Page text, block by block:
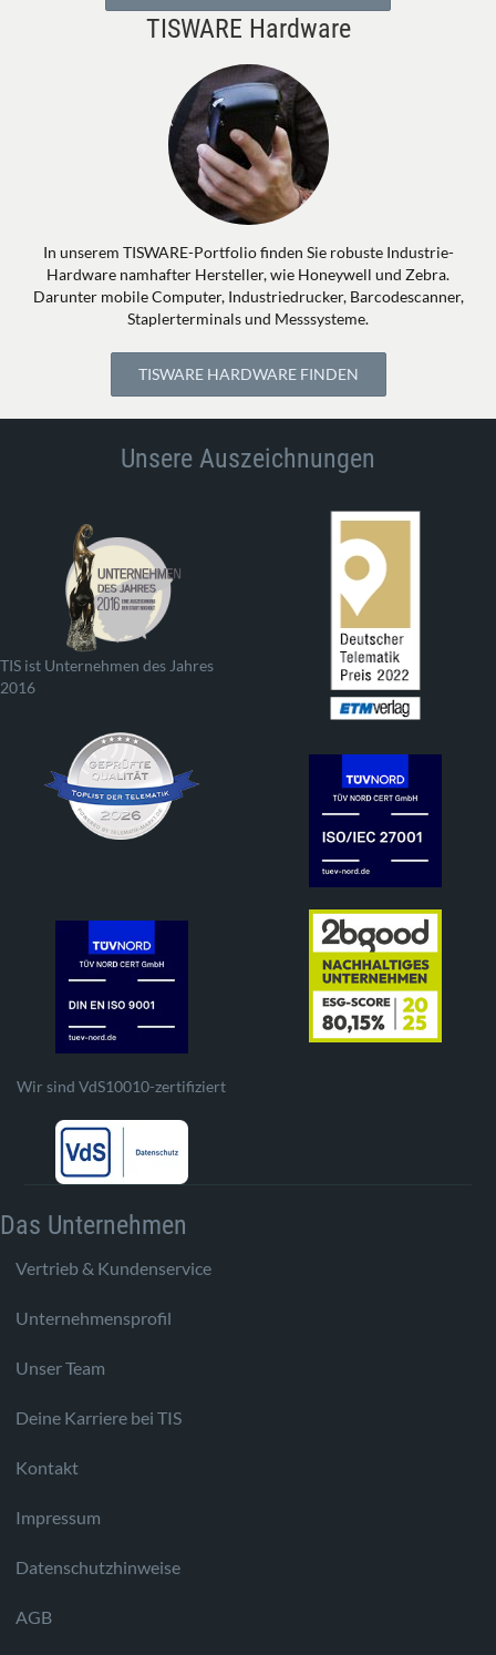
TISWARE Hardware
In unserem TISWARE-Portfolio finden Sie robuste Industrie-
Hardware namhafter Hersteller, wie Honeywell und Zebra.
Darunter mobile Computer, Industriedrucker, Barcodescanner,
Staplerterminals und Messsysteme.
TISWARE HARDWARE FINDEN
Unsere Auszeichnungen
TIS ist Unternehmen des Jahres
2016
Wir sind VdS10010-zertifiziert
Das Unternehmen
Vertrieb & Kundenservice
Unternehmensprofil
Unser Team
Deine Karriere bei TIS
Kontakt
Impressum
Datenschutzhinweise
AGB